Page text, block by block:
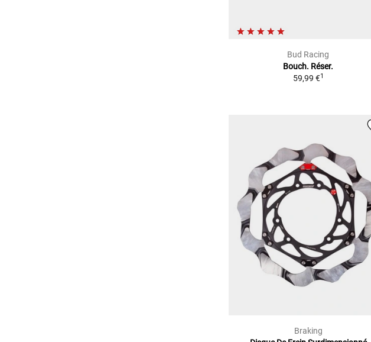
Bud Racing
Bouch. Réser.
59,99 €1
Braking